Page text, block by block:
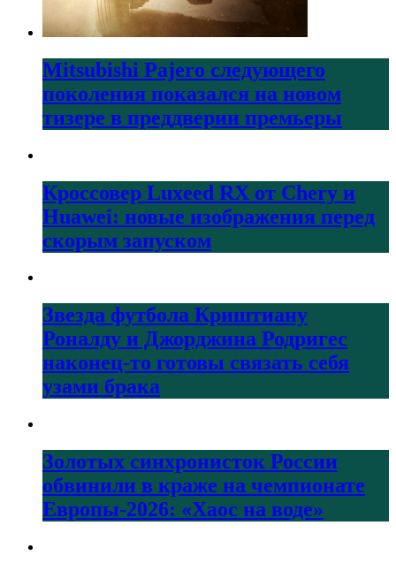
Mitsubishi Pajero следующего
поколения показался на новом
тизере в преддверии премьеры
Кроссовер Luxeed RX от Chery и
Huawei: новые изображения перед
скорым запуском
Звезда футбола Криштиану
Роналду и Джорджина Родригес
наконец-то готовы связать себя
узами брака
Золотых синхронисток России
обвинили в краже на чемпионате
Европы-2026: «Хаос на воде»